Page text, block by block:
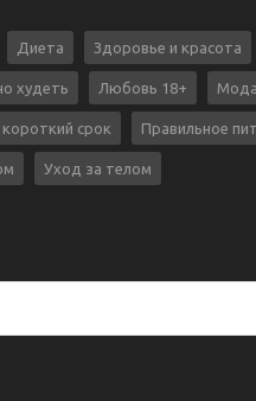
Диета Здоровье и красота
худеть Любовь 18+
срок Правильное
Уход за телом